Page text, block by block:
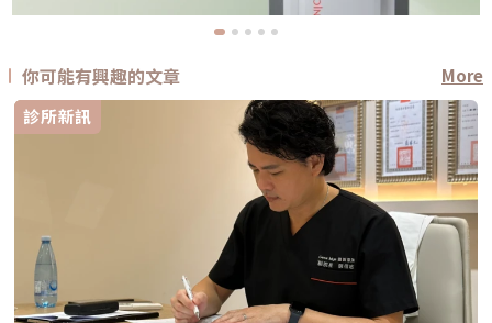
你可能有興趣的文章
More
診所新訊